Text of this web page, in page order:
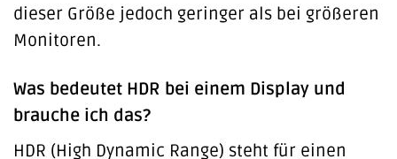
dieser Größe jedoch geringer als bei größeren
Monitoren.
Was bedeutet HDR bei einem Display und
brauche ich das?
HDR (High Dynamic Range) steht für einen